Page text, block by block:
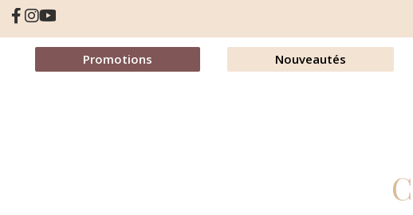
Promotions Nouveautés